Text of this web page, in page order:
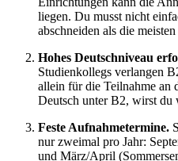
liegen. Du musst nicht
abschneiden als die
Hohes Deutschniveau
Studienkollegs verlangen
allein für die Teilnahme an
Deutsch unter B2, wirst du
Feste Aufnahmetermine.
nur zweimal pro Jahr:
und März/April